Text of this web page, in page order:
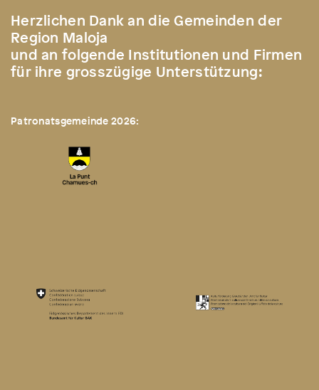
Herzlichen Dank an die Gemeinden der
Region Maloja
und an folgende Institutionen und Firmen
für ihre grosszügige Unterstützung:
Patronatsgemeinde 2026: